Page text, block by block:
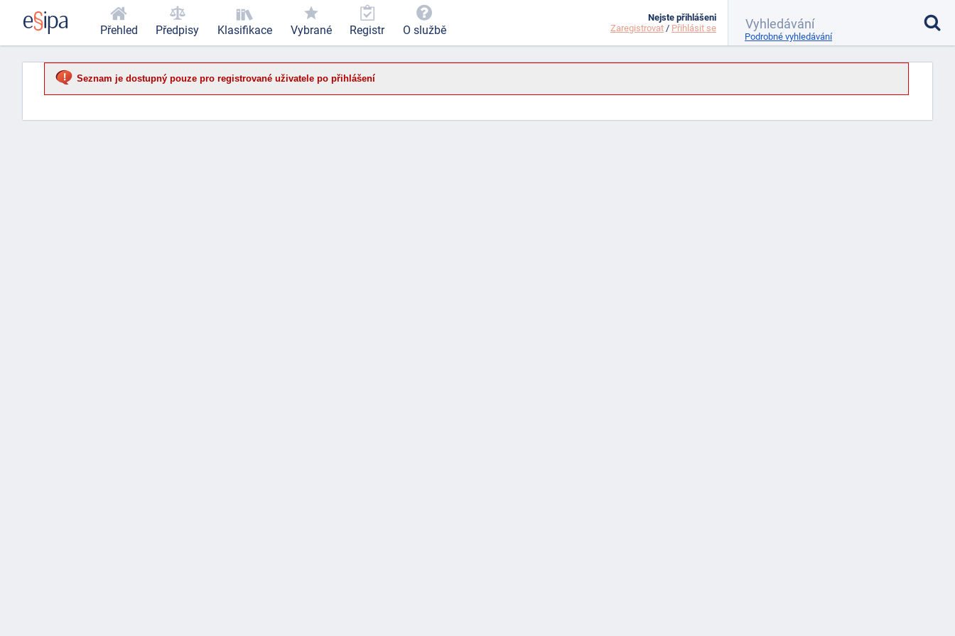
Seznam je dostupný pouze pro registrované uživatele po přihlášení
Přehled Předpisy Klasifikace Vybrané Registr O službě
Nejste přihlášeni
Zaregistrovat / Přihlásit se
Podrobné vyhledávání